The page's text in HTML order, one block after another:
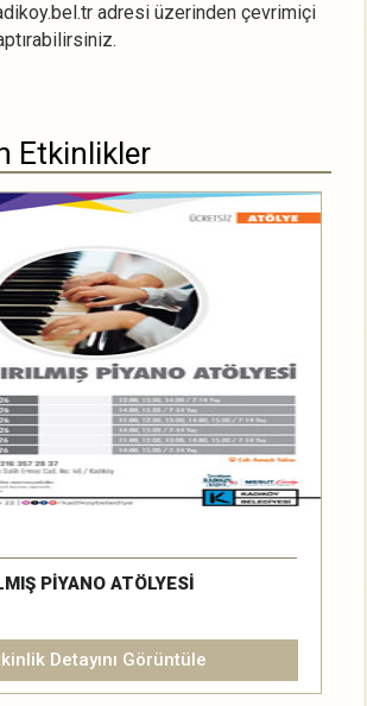
adresi üzerinden çevrimiçi
Etkinlikler
PİYANO ATÖLYESİ
Detayını Görüntüle